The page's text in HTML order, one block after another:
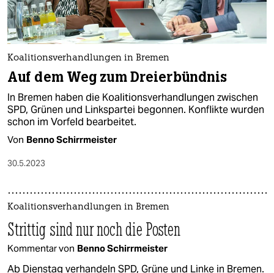
Koalitionsverhandlungen in Bremen
Auf dem Weg zum Dreierbündnis
In Bremen haben die Koalitionsverhandlungen zwischen
SPD, Grünen und Linkspartei begonnen. Konflikte wurden
schon im Vorfeld bearbeitet.
Von Benno Schirrmeister
30.5.2023
Koalitionsverhandlungen in Bremen
Strittig sind nur noch die Posten
Kommentar von Benno Schirrmeister
Ab Dienstag verhandeln SPD, Grüne und Linke in Bremen.